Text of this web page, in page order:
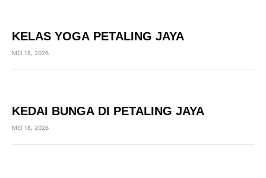
KELAS YOGA PETALING JAYA
MEI 18, 2026
KEDAI BUNGA DI PETALING JAYA
MEI 18, 2026